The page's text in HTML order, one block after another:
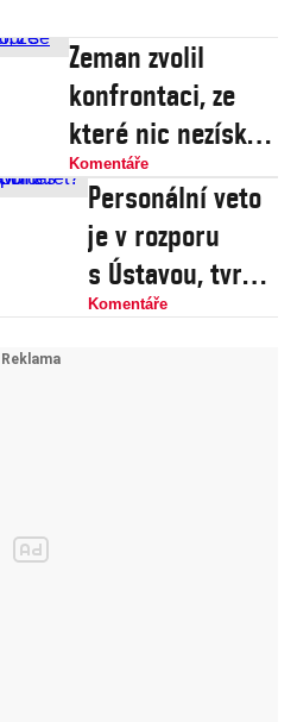
Zeman zvolil
konfrontaci, ze
které nic nezíská.
Rozhodl se už jen
mstít a škodit
Komentáře
Personální veto
je v rozporu
s Ústavou, tvrdil
Zeman. Dnes
Komentáře